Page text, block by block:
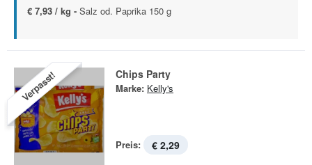
€ 7,93 / kg - Salz od. Paprika 150 g
Verpasst! Chips Party
Marke: Kelly's
Preis: € 2,29